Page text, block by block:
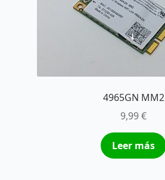
4965GN MM2
9,99€
Leer más